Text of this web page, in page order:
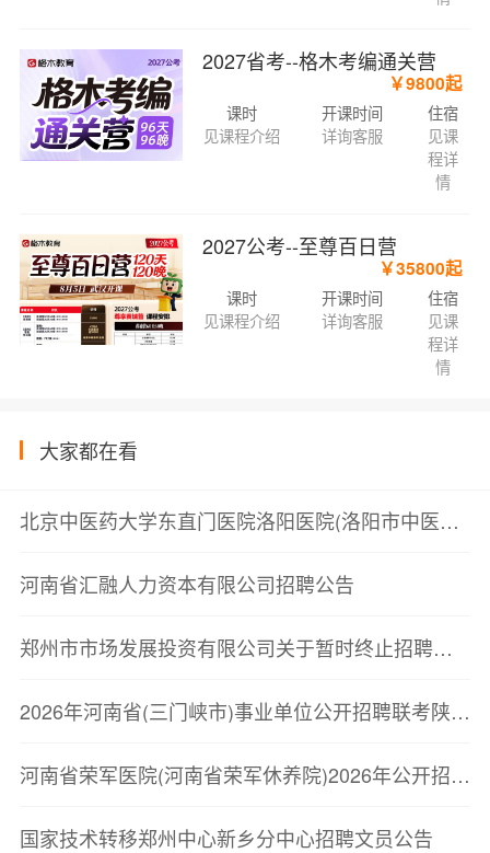
2027省考--格木考编通关营
￥9800起
课时
见课程介绍
开课时间
详询客服
住宿
见课
程详
情
2027公考--至尊百日营
￥35800起
课时
见课程介绍
开课时间
详询客服
住宿
见课
程详
情
大家都在看
北京中医药大学东直门医院洛阳医院(洛阳市中医院)2026年临床紧缺人才招聘现场资格确认公告
河南省汇融人力资本有限公司招聘公告
郑州市市场发展投资有限公司关于暂时终止招聘工作的公告
2026年河南省(三门峡市)事业单位公开招聘联考陕州区事业单位岗位工作人员考察公告
河南省荣军医院(河南省荣军休养院)2026年公开招聘进入考察人员公告
国家技术转移郑州中心新乡分中心招聘文员公告